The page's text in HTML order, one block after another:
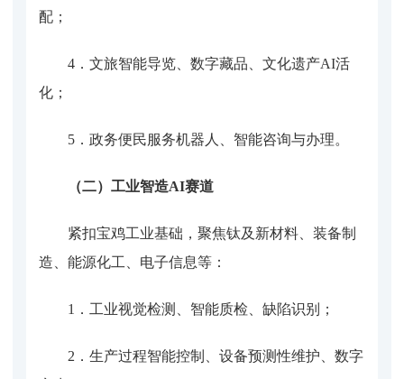
配；
4． 文旅智能导览、数字藏品、文化遗产AI活
化；
5． 政务便民服务机器人、智能咨询与办理。
（二）工业智造AI赛道
紧扣宝鸡工业基础，聚焦钛及新材料、装备制
造、能源化工、电子信息等：
1． 工业视觉检测、智能质检、缺陷识别；
2． 生产过程智能控制、设备预测性维护、数字